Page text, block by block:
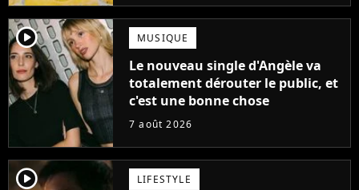
player2 MUSIQUE
Le nouveau single d'Angèle va
totalement dérouter le public, et
c'est une bonne chose
7 août 2026
player2 LIFESTYLE